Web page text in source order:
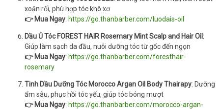
xoăn rối, phù hợp tóc khô xơ
👉 Mua Ngay: https://go.thanbarber.com/luodais-oil
Dầu Ủ Tóc FOREST HAIR Rosemary Mint Scalp and Hair Oil:
Giúp làm sạch da đầu, nuôi dưỡng tóc từ gốc đến ngọn
👉 Mua Ngay: https://go.thanbarber.com/foresthair-
rosemary
Tinh Dầu Dưỡng Tóc Morocco Argan Oil Body Thairapy: Dưỡng
ẩm sâu, phục hồi tóc yếu, giúp tóc bóng mượt
👉 Mua Ngay: https://go.thanbarber.com/morocco-argan-